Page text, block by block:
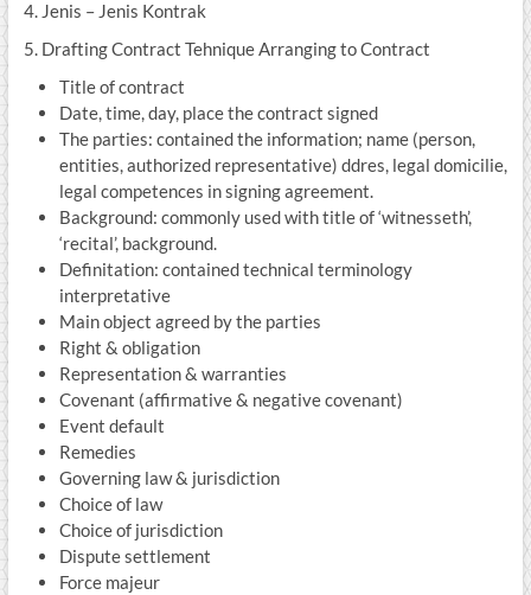
4. Jenis – Jenis Kontrak
5. Drafting Contract Tehnique Arranging to Contract
Title of contract
Date, time, day, place the contract signed
The parties: contained the information; name (person,
entities, authorized representative) ddres, legal domicilie,
legal competences in signing agreement.
Background: commonly used with title of ‘witnesseth’,
‘recital’, background.
Definitation: contained technical terminology
interpretative
Main object agreed by the parties
Right & obligation
Representation & warranties
Covenant (affirmative & negative covenant)
Event default
Remedies
Governing law & jurisdiction
Choice of law
Choice of jurisdiction
Dispute settlement
Force majeur